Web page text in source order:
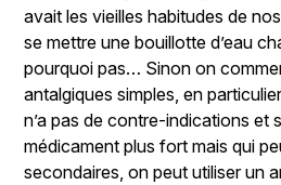
avait les vieilles habitudes de
se mettre une bouillotte d’eau
pourquoi pas… Sinon on
antalgiques simples, en
n’a pas de contre-indications et
médicament plus fort mais qui
secondaires, on peut utiliser un